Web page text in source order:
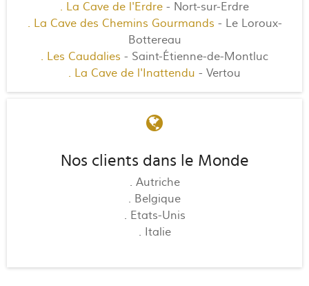
. La Cave de l'Erdre - Nort-sur-Erdre
. La Cave des Chemins Gourmands - Le Loroux-
Bottereau
. Les Caudalies - Saint-Étienne-de-Montluc
. La Cave de l'Inattendu - Vertou
Nos clients dans le Monde
. Autriche
. Belgique
. Etats-Unis
. Italie